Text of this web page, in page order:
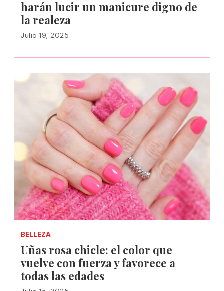
harán lucir un manicure digno de
la realeza
Julio 19, 2025
BELLEZA
Uñas rosa chicle: el color que
vuelve con fuerza y favorece a
todas las edades